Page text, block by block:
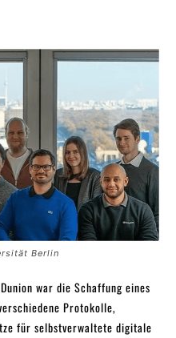
Berlin
war die Schaffung eines
Protokolle,
für selbstverwaltete digitale